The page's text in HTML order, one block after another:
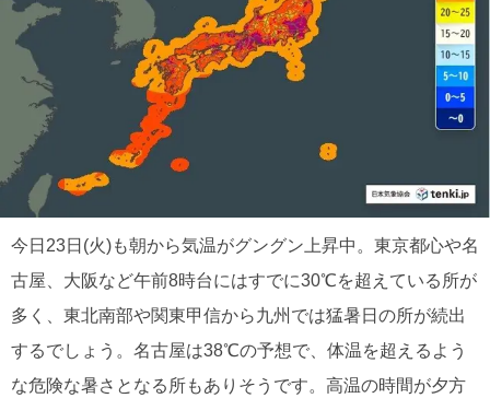
今日23日(火)も朝から気温がグングン上昇中。東京都心や名
古屋、大阪など午前8時台にはすでに30℃を超えている所が
多く、東北南部や関東甲信から九州では猛暑日の所が続出
するでしょう。名古屋は38℃の予想で、体温を超えるよう
な危険な暑さとなる所もありそうです。高温の時間が夕方